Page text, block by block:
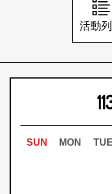
活動
SUN MON TUE